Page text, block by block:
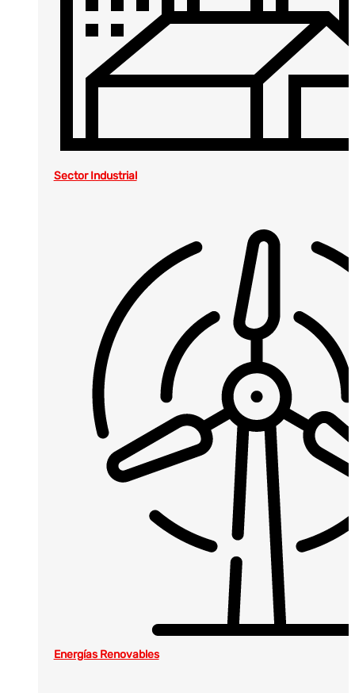
Sector Industrial
Energías Renovables